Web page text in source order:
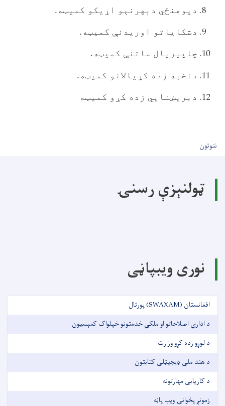
دپوهنځي دبهرنېو اړيکو کميټه.
دشکاياتو اوريدنې کميټه.
چاپيريال ساتنې کميټه.
دنخبه زده کړيالانو کميټه.
دبريښنايي زده کړو کميټه
User account menu
ننوتون
ټولنېزې رسنۍ
نوری ویبپاڼی
افغانستان (SWAXAM) پورتال
د اداري اصلاحاتو او ملکي خدمتونو خپلواک کمېسیون
د لوړو زده کړو وزارت
د هند ملی ډیجیټلی کتابتون
د کاریابی مهارتونه
زمونږ پخوانۍ ویب پاڼه